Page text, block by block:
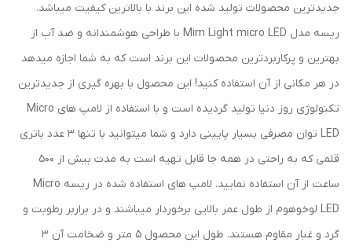
جدیدترین محصولات تولید شده این برند با بالاترین کیفیت میباشد.
ریسه مدل Mim Light micro LED با طراحی هوشمندانه و ضد آب از
بهترین و پرکاربردترین محصولات این برند است که به شما اجازه میدهد
در هر مکانی از آن استفاده کنید! این محصول با بهره گیری از جدیدترین
تکنولوژی روز دنیا تولید گردیده است و با استفاده از لامپ های Micro
LED توان مصرفی بسیار پایینی دارد و شما میتوانید با تنها 3 عدد باتری
قلمی که به راحتی در همه جا قابل تهیه است به مدت بیش از 500
ساعت از آن استفاده نمایید. لامپ های استفاده شده در ریسه Micro
LED لوخوهوم از طول عمر بالایی برخوردار میباشند و در براربر رطوبت و
گرد و غبار مقاوم هستند. طول این محصول 5 متر و ضخامت آن 3